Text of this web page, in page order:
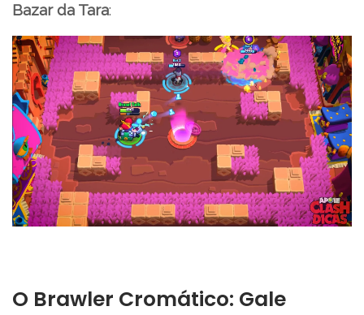
Bazar da Tara:
O Brawler Cromático: Gale